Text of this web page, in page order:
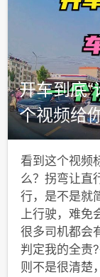
开车到底
个视频给
看到这个视频
么？拐弯让直
行，是不是就
上行驶，难免
很多司机都会
判定我的全责
则不是很清楚